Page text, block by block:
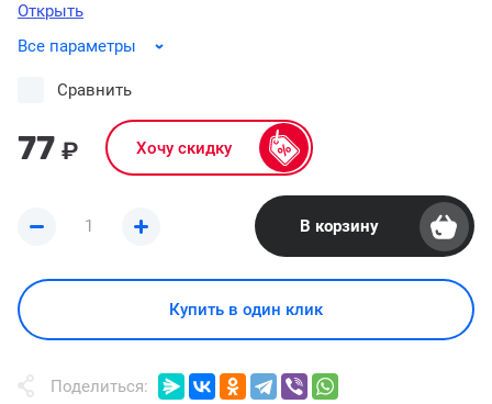
Открыть
Все параметры
77 ₽ Хочу скидку
Сравнить
В корзину
Купить в один клик
Поделиться: